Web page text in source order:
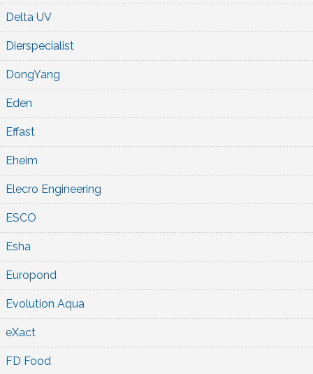
Delta UV
Dierspecialist
DongYang
Eden
Effast
Eheim
Elecro Engineering
ESCO
Esha
Europond
Evolution Aqua
eXact
FD Food